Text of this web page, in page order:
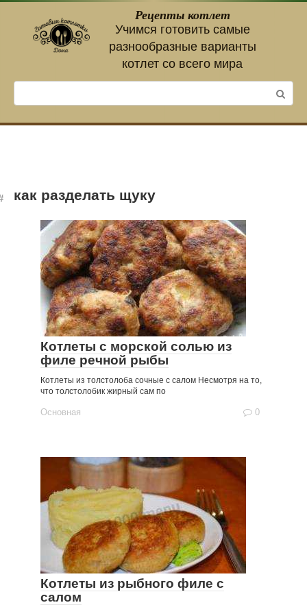
контенту
Рецепты котлет
Учимся готовить самые
разнообразные варианты
котлет со всего мира
как разделать щуку
Котлеты с морской солью из
филе речной рыбы
Котлеты из толстолоба сочные с салом Несмотря на то,
что толстолобик жирный сам по
Основная 0
Котлеты из рыбного филе с
салом